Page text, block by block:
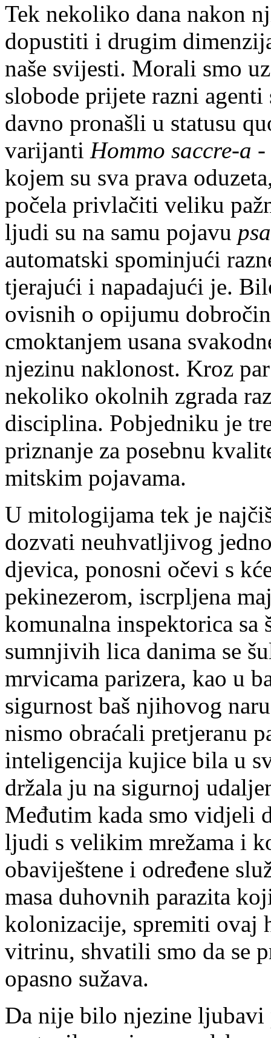
Tek nekoliko dana nakon
dopustiti i drugim
naše svijesti. Morali smo
slobode prijete razni
davno pronašli u statusu
varijanti Hommo saccre-a -
kojem su sva prava
počela privlačiti veliku
ljudi su na samu pojavu
automatski spominjući
tjerajući i napadajući je.
ovisnih o opijumu
cmoktanjem usana
njezinu naklonost. Kroz
nekoliko okolnih zgrada
disciplina. Pobjedniku je
priznanje za posebnu
mitskim pojavama.
U mitologijama tek je
dozvati neuhvatljivog
djevica, ponosni očevi s
pekinezerom, iscrpljena
komunalna inspektorica sa
sumnjivih lica danima se
mrvicama parizera, kao u
sigurnost baš njihovog
nismo obraćali pretjeranu
inteligencija kujice bila u
držala ju na sigurnoj
Međutim kada smo vidjeli
ljudi s velikim mrežama i
obaviještene i određene
masa duhovnih parazita
kolonizacije, spremiti ovaj
vitrinu, shvatili smo da se
opasno sužava.
Da nije bilo njezine ljubavi